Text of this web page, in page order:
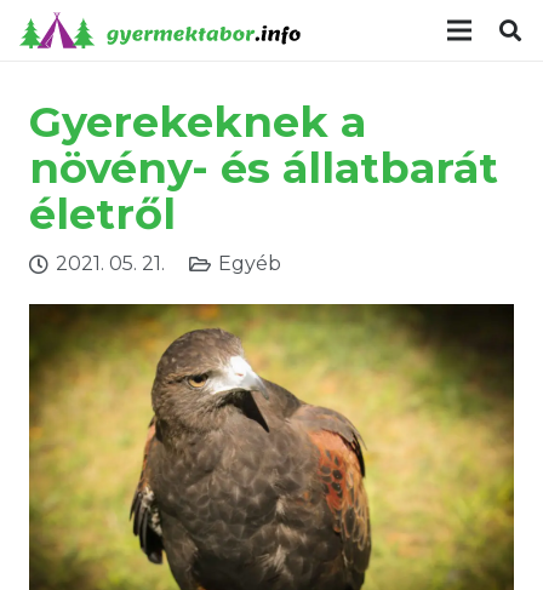
Gyerekeknek a
növény- és állatbarát
életről
2021. 05. 21. Egyéb